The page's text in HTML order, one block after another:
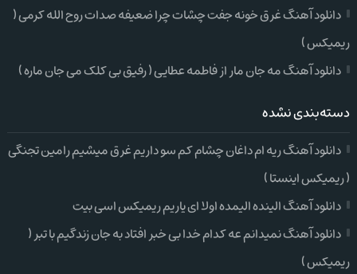
دانلود آهنگ غرق خونه جفت چشات چرا ضعیفه صدات روح الله کرمی (
ریمیکس )
دانلود آهنگ مه جان مار از فاطمه عطایی ( رفیق بی کلک می جان ماره )
دسته‌بندی نشده
دانلود آهنگ ریه ام داغان چشام کم سو داریم غرق میشیم رامین تجنگی
( ریمیکس اینستا )
دانلود آهنگ الینده الیمده اولا ای یاریم ریمیکس اسی بیت
دانلود آهنگ نمیدانم عه کدام خدا بی خبر افتاد به جان زندگیم با تبر (
ریمیکس )